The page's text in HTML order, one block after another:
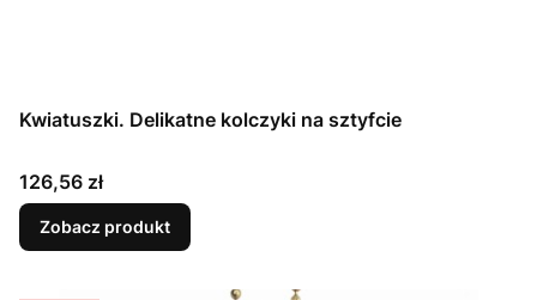
Kwiatuszki. Delikatne kolczyki na sztyfcie
Cena
126,56 zł
Zobacz produkt